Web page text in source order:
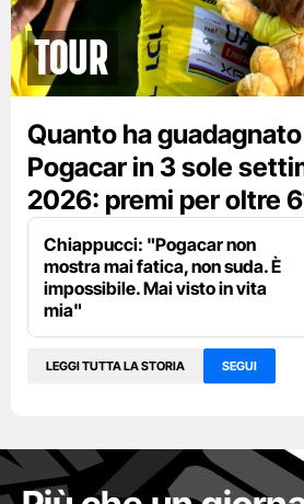
tour
Quanto ha
Pogacar in 3 sole
2026: premi per oltre
Chiappucci: "Pogacar non
mostra mai fatica, non suda. È
impossibile. Mai visto in vita
mia"
LEGGI TUTTA LA STORIA SEGUI